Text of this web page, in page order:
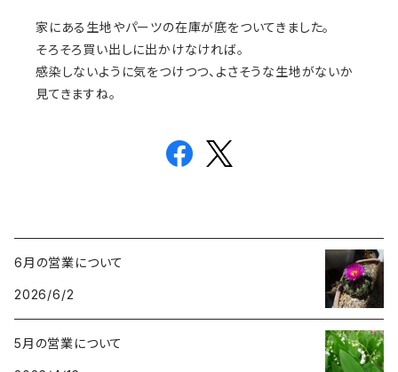
家にある生地やパーツの在庫が底をついてきました。
そろそろ買い出しに出かけなければ。
感染しないように気をつけつつ、よさそうな生地がないか
見てきますね。
6月の営業について
2026/6/2
5月の営業について